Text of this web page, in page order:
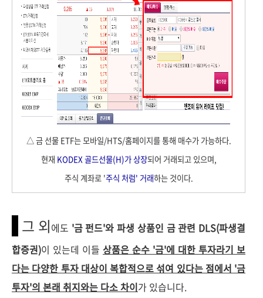
△ 금 선물 ETF는 모바일/HTS/홈페이지를 통해 매수가 가능하다.
현재 KODEX 골드선물(H)가 상장되어 거래되고 있으며,
주식 계좌로 '주식 처럼' 거래하는 것이다.
그 외에도 '금 펀드'와 파생 상품인 금 관련 DLS(파생결
합증권)이 있는데 이들 상품은 순수 '금'에 대한 투자라기 보
다는 다양한 투자 대상이 복합적으로 섞여 있다는 점에서 '금
투자'의 본래 취지와는 다소 차이가 있습니다.